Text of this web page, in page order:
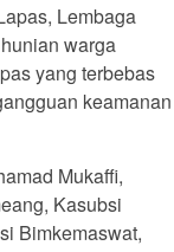
Lembaga
warga
yang terbebas
keamanan
Mukaffi,
Kasubsi
Bimkemaswat,